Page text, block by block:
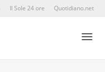
Il Sole 24 ore Quotidiano.net